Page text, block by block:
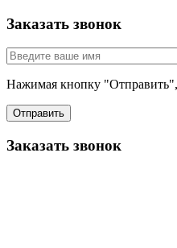
Заказать звонок
Нажимая кнопку "Отправить",
Отправить
Заказать звонок